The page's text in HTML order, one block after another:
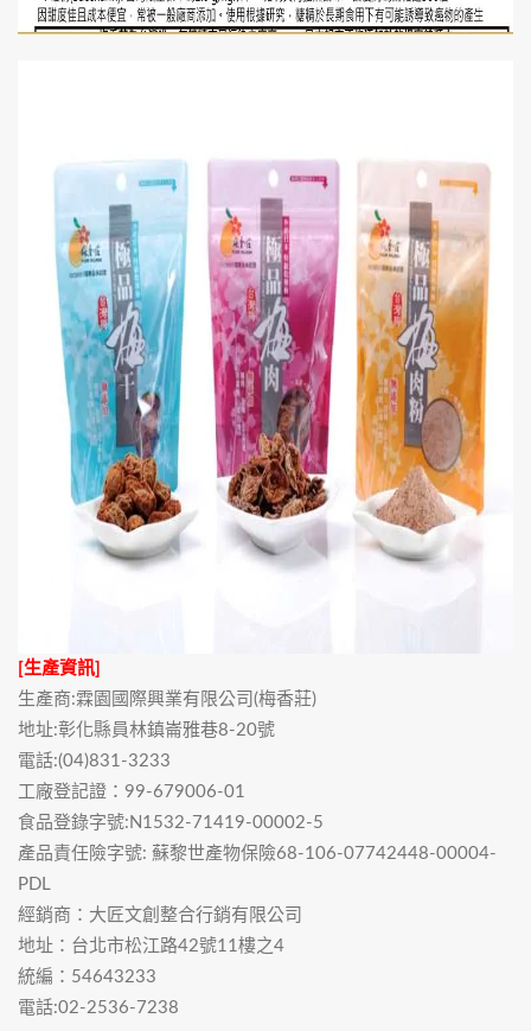
[生產資訊]
生產商:霖園國際興業有限公司(梅香莊)
地址:彰化縣員林鎮崙雅巷8-20號
電話:(04)831-3233
工廠登記證：99-679006-01
食品登錄字號:N1532-71419-00002-5
產品責任險字號: 蘇黎世產物保險68-106-07742448-00004-
PDL
經銷商：大匠文創整合行銷有限公司
地址：台北市松江路42號11樓之4
統編：54643233
電話:02-2536-7238